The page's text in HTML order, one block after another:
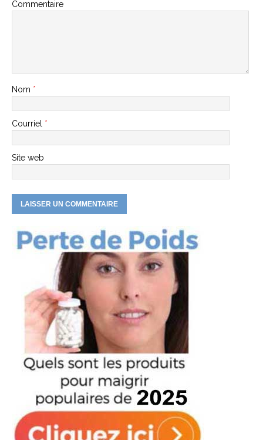
Commentaire
Nom *
Courriel *
Site web